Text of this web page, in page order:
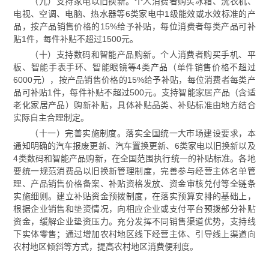
电视、空调、电脑、热水器等6类家电中1级能效或水效标准的产
品，按产品销售价格的15%给予补贴，每位消费者每类产品可补
贴1件，每件补贴不超过1500元。
（十）支持数码和智能产品购新。个人消费者购买手机、平
板、智能手表手环、智能眼镜等4类产品（单件销售价格不超过
6000元），按产品销售价格的15%给予补贴，每位消费者每类产
品可补贴1件，每件补贴不超过500元。支持智能家居产品（含适
老化家居产品）购新补贴，具体补贴品类、补贴标准由地方结合
实际自主合理制定。
（十一）完善实施制度。落实全国统一大市场建设要求，本
通知明确的汽车报废更新、汽车置换更新、6类家电以旧换新以及
4类数码和智能产品购新，在全国范围执行统一的补贴标准。各地
要统一规范消费品以旧换新管理制度，完善参与经营主体名单管
理、产品销售价格备案、补贴资格发放、资金审核兑付等全链条
实施细则。建立补贴资金预拨制度，在落实预算安排的基础上，
根据企业销售和垫资情况，向相应企业或支付平台预拨部分补贴
资金，缓解企业垫资压力。充分发挥不同销售渠道优势，支持线
下实体零售；通过增加农村地区线下经营主体、引导线上渠道向
农村地区倾斜等方式，提高农村地区消费便利度。